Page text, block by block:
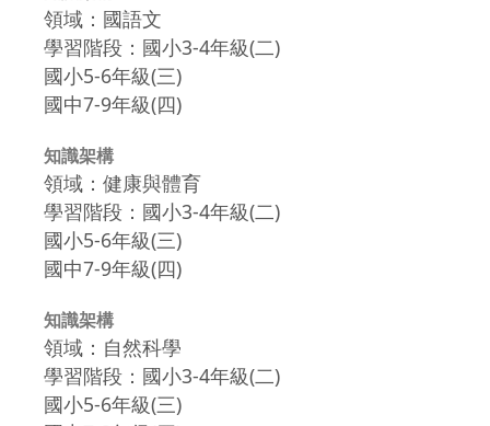
領域：國語文
學習階段：國小3-4年級(二)
國小5-6年級(三)
國中7-9年級(四)
知識架構
領域：健康與體育
學習階段：國小3-4年級(二)
國小5-6年級(三)
國中7-9年級(四)
知識架構
領域：自然科學
學習階段：國小3-4年級(二)
國小5-6年級(三)